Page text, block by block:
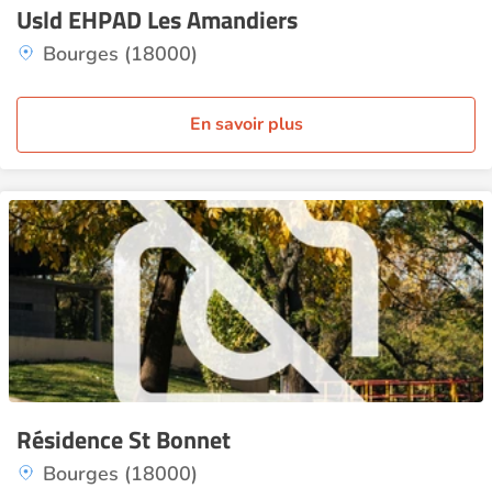
Usld EHPAD Les Amandiers
Bourges (18000)
En savoir plus
Résidence St Bonnet
Bourges (18000)